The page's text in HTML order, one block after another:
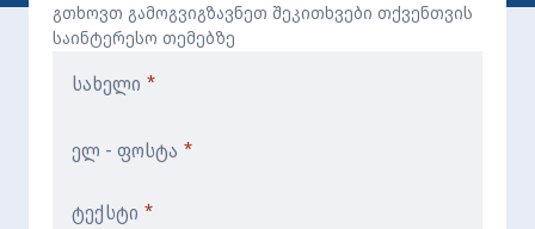
გთხოვთ გამოგვიგზავნეთ შეკითხვები თქვენთვის
საინტერესო თემებზე
სახელი *
ელ - ფოსტა *
ტექსტი *